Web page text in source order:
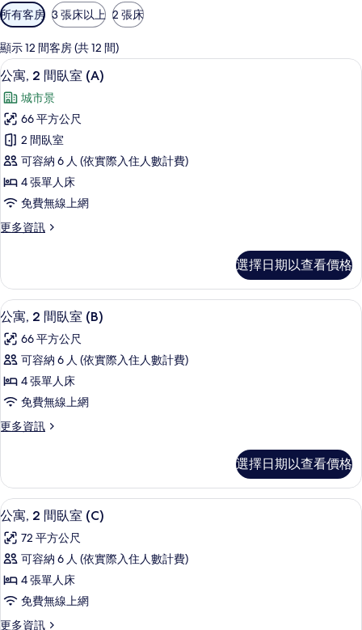
可
用
的
客
房
篩
選
條
件
所有客房 3 張床以上 2 張床
顯示 12 間客房 (共 12 間)
顯
示
公
寓,
2
間
臥
室
(A)
有
相
片
16
公寓, 2 間臥室 (A)
城市景
66 平方公尺
2 間臥室
可容納 6 人 (依實際入住人數計費)
4 張單人床
免費無線上網
更多資訊
更
2
間
臥
(A)
的
情
選擇日期以查看價格
顯
示
公
寓,
2
間
臥
(B)
的
所
有
相
片
13
公寓, 2 間臥室 (B)
66 平方公尺
可容納 6 人 (依實際入住人數計費)
4 張單人床
免費無線上網
更多資訊
更
2
間
臥
(B)
的
情
選擇日期以查看價格
顯
示
公
寓,
2
間
15
公寓, 2 間臥室 (C)
72 平方公尺
可容納 6 人 (依實際入住人數計費)
4 張單人床
免費無線上網
更多資訊
更